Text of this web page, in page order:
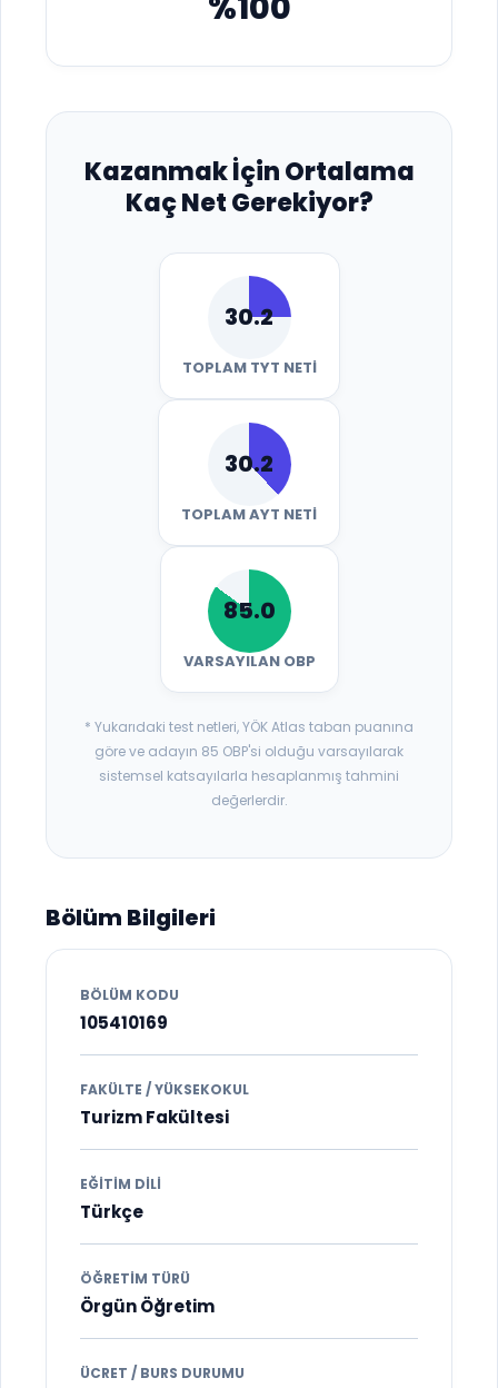
Kazanmak İçin Ortalama
Kaç Net Gerekiyor?
30.2
TOPLAM TYT NETI
30.2
TOPLAM AYT NETI
85.0
VARSAYILAN OBP
* Yukarıdaki test netleri, YÖK Atlas taban puanına
göre ve adayın 85 OBP'si olduğu varsayılarak
sistemsel katsayılarla hesaplanmış tahmini
değerlerdir.
Bölüm Bilgileri
BÖLÜM KODU
105410169
FAKÜLTE / YÜKSEKOKUL
Turizm Fakültesi
EĞITIM DILI
Türkçe
ÖĞRETIM TÜRÜ
Örgün Öğretim
ÜCRET / BURS DURUMU